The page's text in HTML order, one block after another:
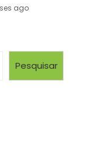
ago
Pesquisar